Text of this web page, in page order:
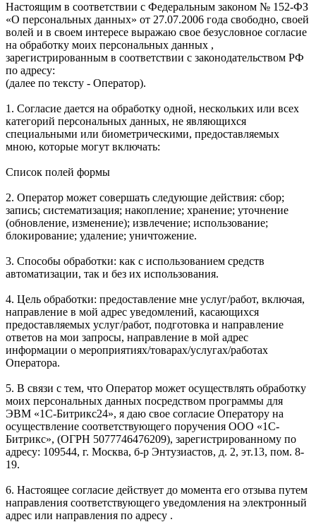
Настоящим в соответствии с Федеральным законом № 152-ФЗ
«О персональных данных» от 27.07.2006 года свободно, своей
волей и в своем интересе выражаю свое безусловное согласие
на обработку моих персональных данных ,
зарегистрированным в соответствии с законодательством РФ
по адресу:
(далее по тексту - Оператор).
1. Согласие дается на обработку одной, нескольких или всех
категорий персональных данных, не являющихся
специальными или биометрическими, предоставляемых
мною, которые могут включать:
Список полей формы
2. Оператор может совершать следующие действия: сбор;
запись; систематизация; накопление; хранение; уточнение
(обновление, изменение); извлечение; использование;
блокирование; удаление; уничтожение.
3. Способы обработки: как с использованием средств
автоматизации, так и без их использования.
4. Цель обработки: предоставление мне услуг/работ, включая,
направление в мой адрес уведомлений, касающихся
предоставляемых услуг/работ, подготовка и направление
ответов на мои запросы, направление в мой адрес
информации о мероприятиях/товарах/услугах/работах
Оператора.
5. В связи с тем, что Оператор может осуществлять обработку
моих персональных данных посредством программы для
ЭВМ «1С-Битрикс24», я даю свое согласие Оператору на
осуществление соответствующего поручения ООО «1С-
Битрикс», (ОГРН 5077746476209), зарегистрированному по
адресу: 109544, г. Москва, б-р Энтузиастов, д. 2, эт.13, пом. 8-
19.
6. Настоящее согласие действует до момента его отзыва путем
направления соответствующего уведомления на электронный
адрес или направления по адресу .